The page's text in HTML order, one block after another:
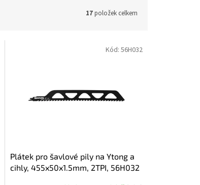
17položek celkem
Plátek pro šavlové pily na Ytong a
cihly, 455x50x1.5mm, 2TPI, 56H032
Kód: 56H032